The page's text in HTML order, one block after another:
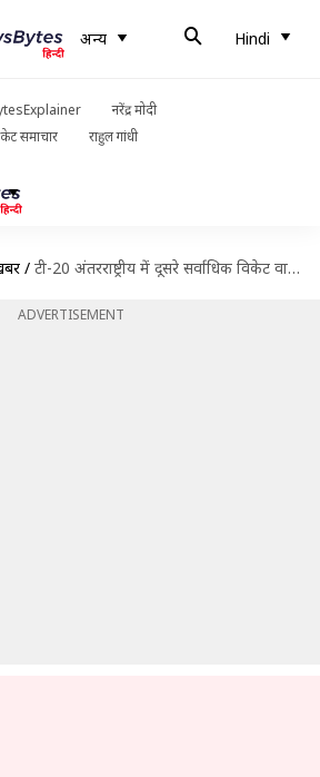
अन्य Hindi
नरेंद्र मोदी
समाचार राहुल गांधी
/ टी-20 अंतरराष्ट्रीय में दूसरे सर्वाधिक विकेट वाले गेंदबाज बने टिम साउथी, मलिंगा को पीछे छोड़ा
ADVERTISEMENT